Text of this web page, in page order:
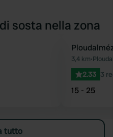
sosta nella zona
Preferito3,4 km•
2.33 3
15 - 25
tutto